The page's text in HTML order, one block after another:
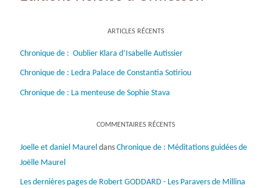
ARTICLES RÉCENTS
Chronique de : Oublier Klara d’Isabelle Autissier
Chronique de : Ledra Palace de Constantia Sotiriou
Chronique de : La menteuse de Sophie Stava
COMMENTAIRES RÉCENTS
Joelle et daniel Maurel dans Chronique de : Méditations guidées de
Joëlle Maurel
Les dernières pages de Robert GODDARD - Les Paravers de Millina